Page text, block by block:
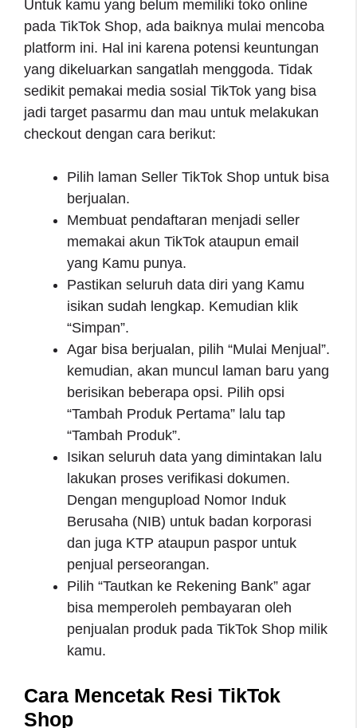
Untuk kamu yang belum memiliki toko online
pada TikTok Shop, ada baiknya mulai mencoba
platform ini. Hal ini karena potensi keuntungan
yang dikeluarkan sangatlah menggoda. Tidak
sedikit pemakai media sosial TikTok yang bisa
jadi target pasarmu dan mau untuk melakukan
checkout dengan cara berikut:
Pilih laman Seller TikTok Shop untuk bisa
berjualan.
Membuat pendaftaran menjadi seller
memakai akun TikTok ataupun email
yang Kamu punya.
Pastikan seluruh data diri yang Kamu
isikan sudah lengkap. Kemudian klik
“Simpan”.
Agar bisa berjualan, pilih “Mulai Menjual”.
kemudian, akan muncul laman baru yang
berisikan beberapa opsi. Pilih opsi
“Tambah Produk Pertama” lalu tap
“Tambah Produk”.
Isikan seluruh data yang dimintakan lalu
lakukan proses verifikasi dokumen.
Dengan mengupload Nomor Induk
Berusaha (NIB) untuk badan korporasi
dan juga KTP ataupun paspor untuk
penjual perseorangan.
Pilih “Tautkan ke Rekening Bank” agar
bisa memperoleh pembayaran oleh
penjualan produk pada TikTok Shop milik
kamu.
Cara Mencetak Resi TikTok
Shop